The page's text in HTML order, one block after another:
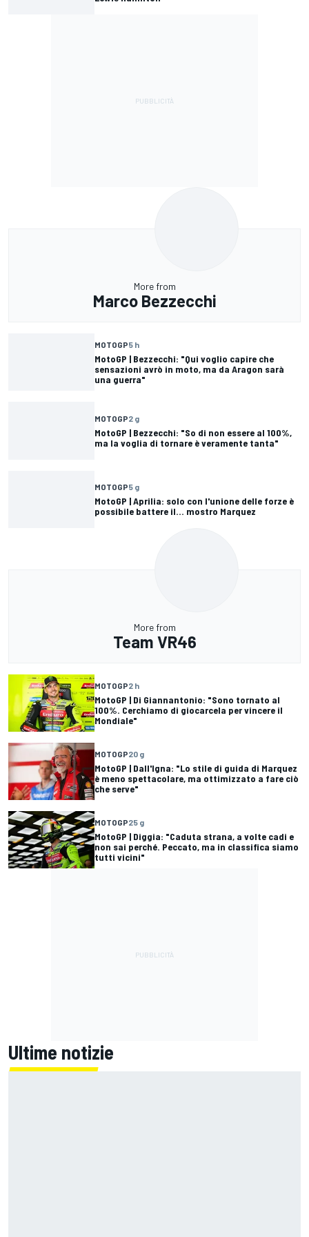
More from
Marco Bezzecchi
MOTOGP5 h
MotoGP | Bezzecchi: "Qui voglio capire che
sensazioni avrò in moto, ma da Aragon sarà
una guerra"
MOTOGP2 g
MotoGP | Bezzecchi: "So di non essere al 100%,
ma la voglia di tornare è veramente tanta"
MOTOGP5 g
MotoGP | Aprilia: solo con l'unione delle forze è
possibile battere il... mostro Marquez
More from
Team VR46
MOTOGP2 h
MotoGP | Di Giannantonio: "Sono tornato al
100%. Cerchiamo di giocarcela per vincere il
Mondiale"
MOTOGP20 g
MotoGP | Dall'Igna: "Lo stile di guida di Marquez
è meno spettacolare, ma ottimizzato a fare ciò
che serve"
MOTOGP25 g
MotoGP | Diggia: "Caduta strana, a volte cadi e
non sai perché. Peccato, ma in classifica siamo
tutti vicini"
Ultime notizie